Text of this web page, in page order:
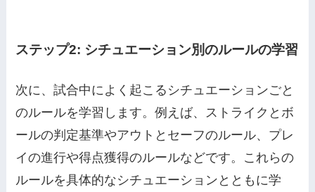
ステップ2: シチュエーション別のルールの学習
次に、試合中によく起こるシチュエーションごと
のルールを学習します。例えば、ストライクとボ
ールの判定基準やアウトとセーフのルール、プレ
イの進行や得点獲得のルールなどです。これらの
ルールを具体的なシチュエーションとともに学